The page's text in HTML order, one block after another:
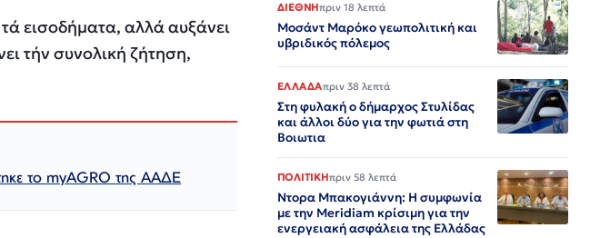
εισοδήματα, αλλά αυξάνει
τήν συνολική ζήτηση,
το myAGRO της ΑΑΔΕ
ΔΙΕΘΝΗπριν 18 λεπτά
Μοσάντ Μαρόκο γεωπολιτική και
υβριδικός πόλεμος
ΕΛΛΑΔΑπριν 38 λεπτά
Στη φυλακή ο δήμαρχος Στυλίδας
και άλλοι δύο για την φωτιά στη
Βοιωτια
ΠΟΛΙΤΙΚΗπριν 58 λεπτά
Ντορα Μπακογιάννη: Η συμφωνία
με την Meridiam κρίσιμη για την
ενεργειακή ασφάλεια της Ελλάδας